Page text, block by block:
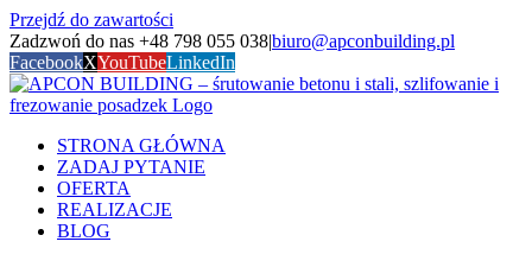
Przejdź do zawartości
Zadzwoń do nas +48 798 055 038|biuro@apconbuilding.pl
FacebookXYouTubeLinkedIn
STRONA GŁÓWNA
ZADAJ PYTANIE
OFERTA
REALIZACJE
BLOG